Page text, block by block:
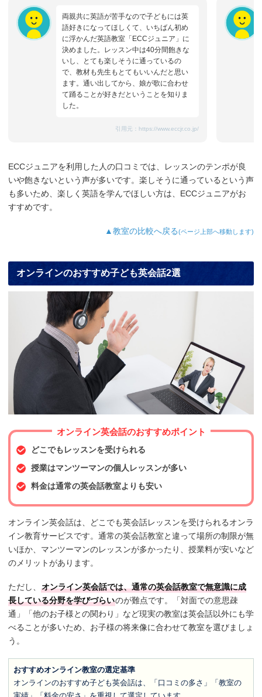
両親共に英語が苦手なので子どもには英
語好きになってほしくて、いちばん初め
に浮かんだ英語教室「ECCジュニア」に
決めました。レッスン中は40分間飽きな
いし、とても楽しそうに通っているの
で、教材も先生もとてもいいんだと思い
ます。通い出してから、娘が歌に合わせ
て踊ることが好きだということを知りま
した。
引用元： https://www.eccjr.co.jp/
ECCジュニアを利用した人の口コミでは、レッスンのテンポが良
いや飽きないという声が多いです。楽しそうに通っているという声
も多いため、楽しく英語を学んでほしい方は、ECCジュニアがお
すすめです。
▲教室の比較へ戻る(ページ上部へ移動します)
オンラインのおすすめ子ども英会話2選
オンライン英会話のおすすめポイント
どこでもレッスンを受けられる
授業はマンツーマンの個人レッスンが多い
料金は通常の英会話教室よりも安い
オンライン英会話は、どこでも英会話レッスンを受けられるオンラ
イン教育サービスです。通常の英会話教室と違って場所の制限が無
いほか、マンツーマンのレッスンが多かったり、授業料が安いなど
のメリットがあります。
ただし、 オンライン英会話では、通常の英会話教室で無意識に成
長している分野を学びづらいのが難点です。「対面での意思疎
通」「他のお子様との関わり」など現実の教室は英会話以外にも学
べることが多いため、お子様の将来像に合わせて教室を選びましょ
う。
おすすめオンライン教室の選定基準
オンラインのおすすめ子ども英会話は、「口コミの多さ」「教室の